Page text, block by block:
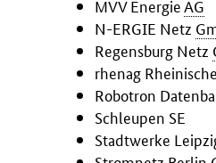
MVV EnergieAG
N-ERGIE Netz
Regensburg Netz
rhenag
Robotron
Schleupen SE
Stadtwerke